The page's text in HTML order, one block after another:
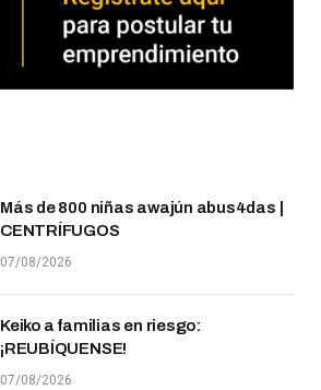
Más de 800 niñas awajún abus4das |
CENTRÍFUGOS
07/08/2026
Keiko a familias en riesgo:
¡REUBÍQUENSE!
07/08/2026